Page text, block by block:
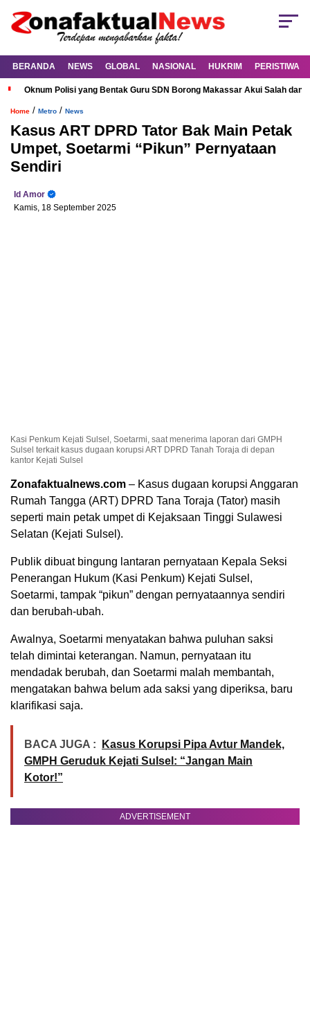
BERANDA NEWS GLOBAL NASIONAL HUKRIM PERISTIWA
Oknum Polisi yang Bentak Guru SDN Borong Makassar Akui Salah dan
Home / Metro / News
Kasus ART DPRD Tator Bak Main Petak
Umpet, Soetarmi “Pikun” Pernyataan
Sendiri
Id Amor
Kamis, 18 September 2025
Kasi Penkum Kejati Sulsel, Soetarmi, saat menerima laporan dari GMPH
Sulsel terkait kasus dugaan korupsi ART DPRD Tanah Toraja di depan
kantor Kejati Sulsel
Zonafaktualnews.com – Kasus dugaan korupsi Anggaran
Rumah Tangga (ART) DPRD Tana Toraja (Tator) masih
seperti main petak umpet di Kejaksaan Tinggi Sulawesi
Selatan (Kejati Sulsel).
Publik dibuat bingung lantaran pernyataan Kepala Seksi
Penerangan Hukum (Kasi Penkum) Kejati Sulsel,
Soetarmi, tampak “pikun” dengan pernyataannya sendiri
dan berubah-ubah.
Awalnya, Soetarmi menyatakan bahwa puluhan saksi
telah dimintai keterangan. Namun, pernyataan itu
mendadak berubah, dan Soetarmi malah membantah,
mengatakan bahwa belum ada saksi yang diperiksa, baru
klarifikasi saja.
BACA JUGA :
Kasus Korupsi Pipa Avtur Mandek,
GMPH Geruduk Kejati Sulsel: “Jangan Main
Kotor!”
ADVERTISEMENT